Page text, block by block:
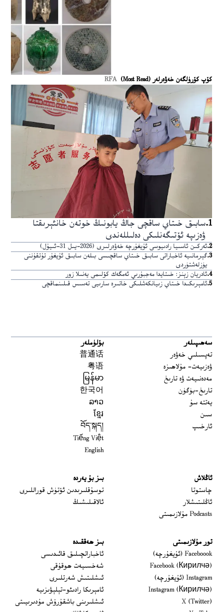
كۆپ كۆرۈلگەن خەۋەرلەر (Most Read) RFA
1
.سابىق خىتاي ساقچى جاڭ يابونىڭ خوتەن خانئېرىقتا
ۋەزىپە ئۆتىگەنلىكى دەلىللەندى
2
.ئەركىن ئاسىيا رادىيوسى ئۇيغۇرچە خەۋەرلىرى (2026-يىل 31-ئىيۇل)
3
.گېرمانىيە ئاخباراتى سابىق خىتاي ساقچىسى بىلەن سابىق ئۇيغۇر تۇتقۇننى
يۈزلەشتۈردى
4
.ئادريان زېنز: خىتايدا مەجبۇرىي ئەمگەك كۆلىمى يەنىلا زور
5
.ئامېرىكىدا خىتاي زىيانكەشلىكى خاتىرە سارىيى تەسىس قىلىنماقچى
سەھىپىلەر
تەپسىلىي خەۋەر
ۋەزىيەت- مۇلاھىزە
مەدەنىيەت ۋە تارىخ
تارىخ-بۈگۈن
يەتتە سۇ
سىن
ئارخىپ
بۆلۈملەر
普通话
粤语
မြန်မာ
한국어
ລາວ
ខ្មែរ
བོད་སྐད།
Tiếng Việt
English
ئاڭلاش
چاستوتا
ئاڭلىتىشلار
Podcasts مۇلازىمىتى
بىز بۇ يەردە
توسۇقلىرىدىن ئۆتۈش قوراللىرى
ئالاقىلىشىڭ
تور مۇلازىمىتى
Faceboook (ئۇيغۇرچە)
Opens in new window
Facebook (Кирилчә)
Opens in new window
Instagram (ئۇيغۇرچە)
Opens in new window
Instagram (Кирилчә)
Opens in new window
X (Twitter)
بىز ھەققىدە
ئاخباراتچىلىق قائىدىسى
شەخسىيەت ھوقۇقى
ئىشلىتىش شەرتلىرى
ئامېرىكا رادىئو-تېلېۋىزىيە
ئىشلىرىنى باشقۇرۇش مۇدىرىيىتى